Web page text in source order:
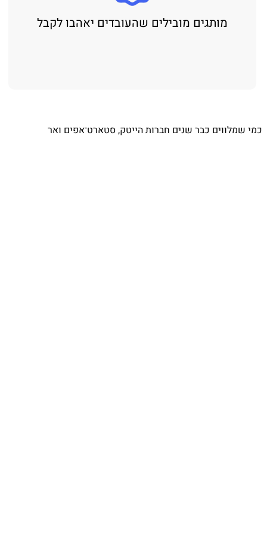
מותגים מובילים שהעובדים יאהבו לקבל
⁨ כמי שמלווים כבר שנים חברות הייטק, סטארט־אפים ואר